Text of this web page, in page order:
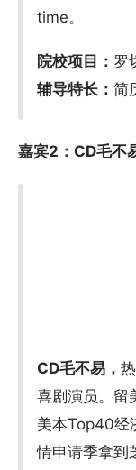
time。
院校项目： 罗
辅导特长：简
嘉宾2：CD毛不
CD毛不易，
喜剧演员。留
美本Top40经
情申请季拿到